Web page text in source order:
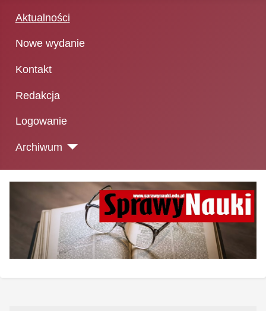
Aktualności
Nowe wydanie
Kontakt
Redakcja
Logowanie
Archiwum